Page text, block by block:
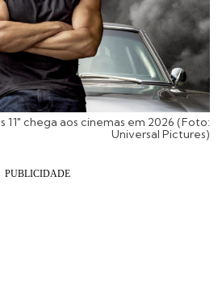
11" chega aos cinemas em 2026 (Foto:
Universal Pictures)